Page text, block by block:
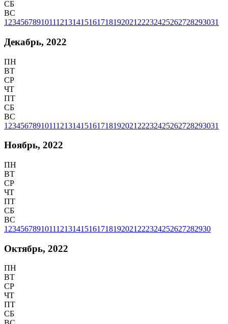
СБ
ВС
1 23456789101112131415161718192021 22232425262728293031
Декабрь, 2022
ПН
ВТ
СР
ЧТ
ПТ
СБ
ВС
1 23456789101112131415161718192021 22232425262728293031
Ноябрь, 2022
ПН
ВТ
СР
ЧТ
ПТ
СБ
ВС
1 23456789101112131415161718192021 222324252627282930
Октябрь, 2022
ПН
ВТ
СР
ЧТ
ПТ
СБ